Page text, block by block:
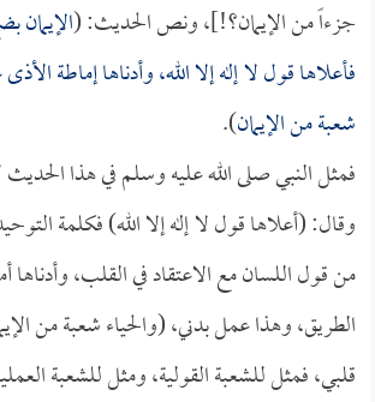
جزءاً من الإيمان؟!]، ونص الحديث: (
فأعلاها قول لا إله إلا الله، وأدناها إماطة
شعبة من الإيمان).
فمثل النبي صلى الله عليه وسلم في هذا الحديث
وقال: (أعلاها قول لا إله إلا الله) فكلمة
من قول اللسان مع الاعتقاد في القلب،
الطريق، وهذا عمل بدني، (والحياء شعبة من
قلبي، فمثل للشعبة القولية، ومثل للشعبة